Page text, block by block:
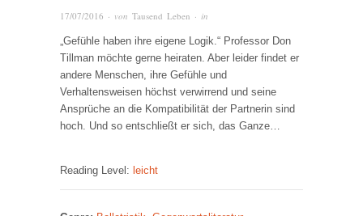
17/07/2016 · von Tausend Leben · in
„Gefühle haben ihre eigene Logik.“ Professor Don
Tillman möchte gerne heiraten. Aber leider findet er
andere Menschen, ihre Gefühle und
Verhaltensweisen höchst verwirrend und seine
Ansprüche an die Kompatibilität der Partnerin sind
hoch. Und so entschließt er sich, das Ganze…
Reading Level: leicht